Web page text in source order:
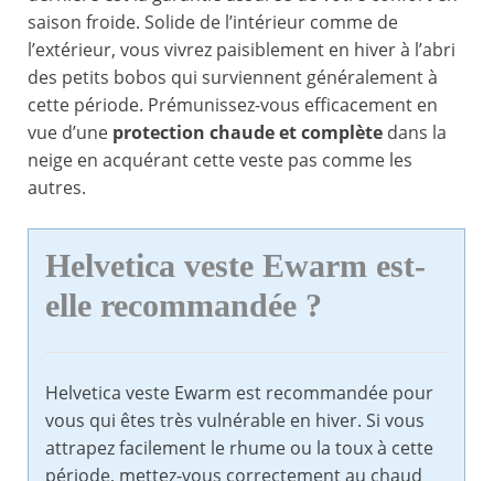
saison froide. Solide de l’intérieur comme de
l’extérieur, vous vivrez paisiblement en hiver à l’abri
des petits bobos qui surviennent généralement à
cette période. Prémunissez-vous efficacement en
vue d’une protection chaude et complète dans la
neige en acquérant cette veste pas comme les
autres.
Helvetica veste Ewarm est-
elle recommandée ?
Helvetica veste Ewarm est recommandée pour
vous qui êtes très vulnérable en hiver. Si vous
attrapez facilement le rhume ou la toux à cette
période, mettez-vous correctement au chaud